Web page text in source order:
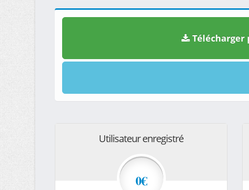
Télécharger
Utilisateur enregistré
0€